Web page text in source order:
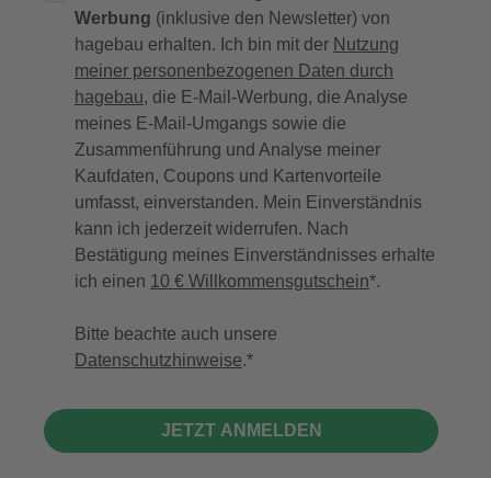
Werbung (inklusive den Newsletter) von
hagebau erhalten. Ich bin mit der Nutzung
meiner personenbezogenen Daten durch
hagebau, die E-Mail-Werbung, die Analyse
meines E-Mail-Umgangs sowie die
Zusammenführung und Analyse meiner
Kaufdaten, Coupons und Kartenvorteile
umfasst, einverstanden. Mein Einverständnis
kann ich jederzeit widerrufen. Nach
Bestätigung meines Einverständnisses erhalte
ich einen 10 € Willkommensgutschein*.
Bitte beachte auch unsere
Datenschutzhinweise.
JETZT ANMELDEN